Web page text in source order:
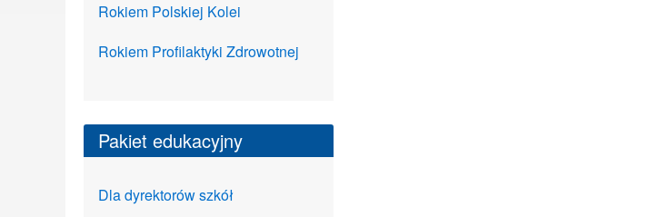
Rokiem Polskiej Kolei
Rokiem Profilaktyki Zdrowotnej
Pakiet edukacyjny
Dla dyrektorów szkół